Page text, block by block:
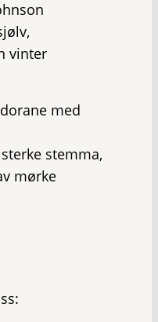
vinter
med
stemma,
mørke